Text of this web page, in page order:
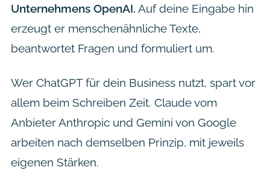
Unternehmens OpenAI. Auf deine Eingabe hin
erzeugt er menschenähnliche Texte,
beantwortet Fragen und formuliert um.
Wer ChatGPT für dein Business nutzt, spart vor
allem beim Schreiben Zeit. Claude vom
Anbieter Anthropic und Gemini von Google
arbeiten nach demselben Prinzip, mit jeweils
eigenen Stärken.